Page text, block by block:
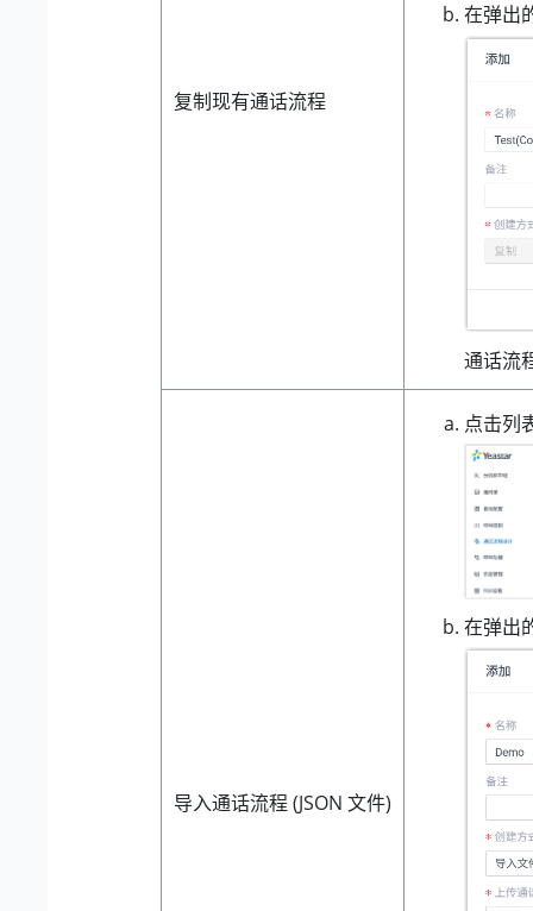
复制现有通话流程
在弹出
通话流
导入通话流程 (JSON 文件)
点击列
在弹出